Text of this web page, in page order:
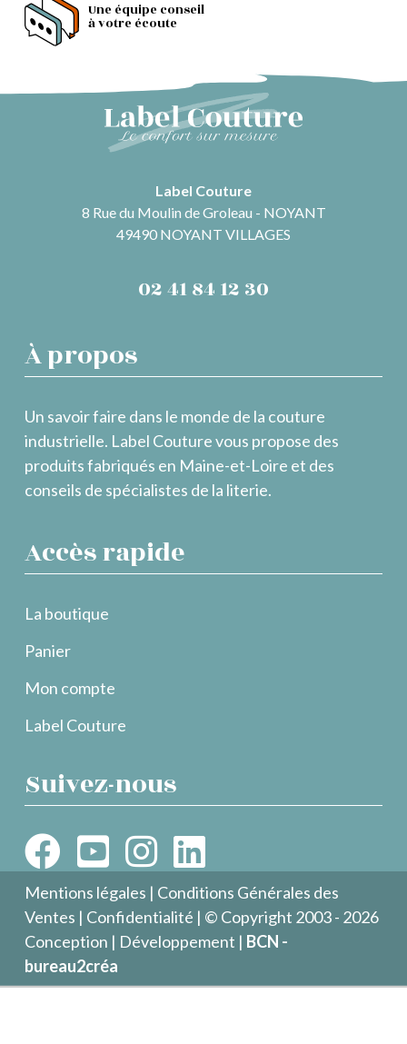
Une équipe conseil
à votre écoute
Label Couture
8 Rue du Moulin de Groleau - NOYANT
49490 NOYANT VILLAGES
02 41 84 12 30
À propos
Un savoir faire dans le monde de la couture
industrielle. Label Couture vous propose des
produits fabriqués en Maine-et-Loire et des
conseils de spécialistes de la literie.
Accès rapide
La boutique
Panier
Mon compte
Label Couture
Suivez-nous
Mentions légales | Conditions Générales des
Ventes | Confidentialité | © Copyright 2003 - 2026
Conception | Développement | BCN -
bureau2créa